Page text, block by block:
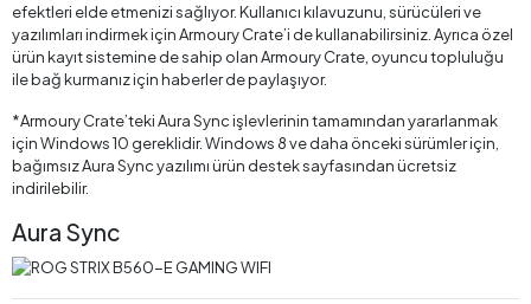
efektleri elde etmenizi sağlıyor. Kullanıcı kılavuzunu, sürücüleri ve
yazılımları indirmek için Armoury Crate’i de kullanabilirsiniz. Ayrıca özel
ürün kayıt sistemine de sahip olan Armoury Crate, oyuncu topluluğu
ile bağ kurmanız için haberler de paylaşıyor.
*Armoury Crate’teki Aura Sync işlevlerinin tamamından yararlanmak
için Windows 10 gereklidir. Windows 8 ve daha önceki sürümler için,
bağımsız Aura Sync yazılımı ürün destek sayfasından ücretsiz
indirilebilir.
Aura Sync